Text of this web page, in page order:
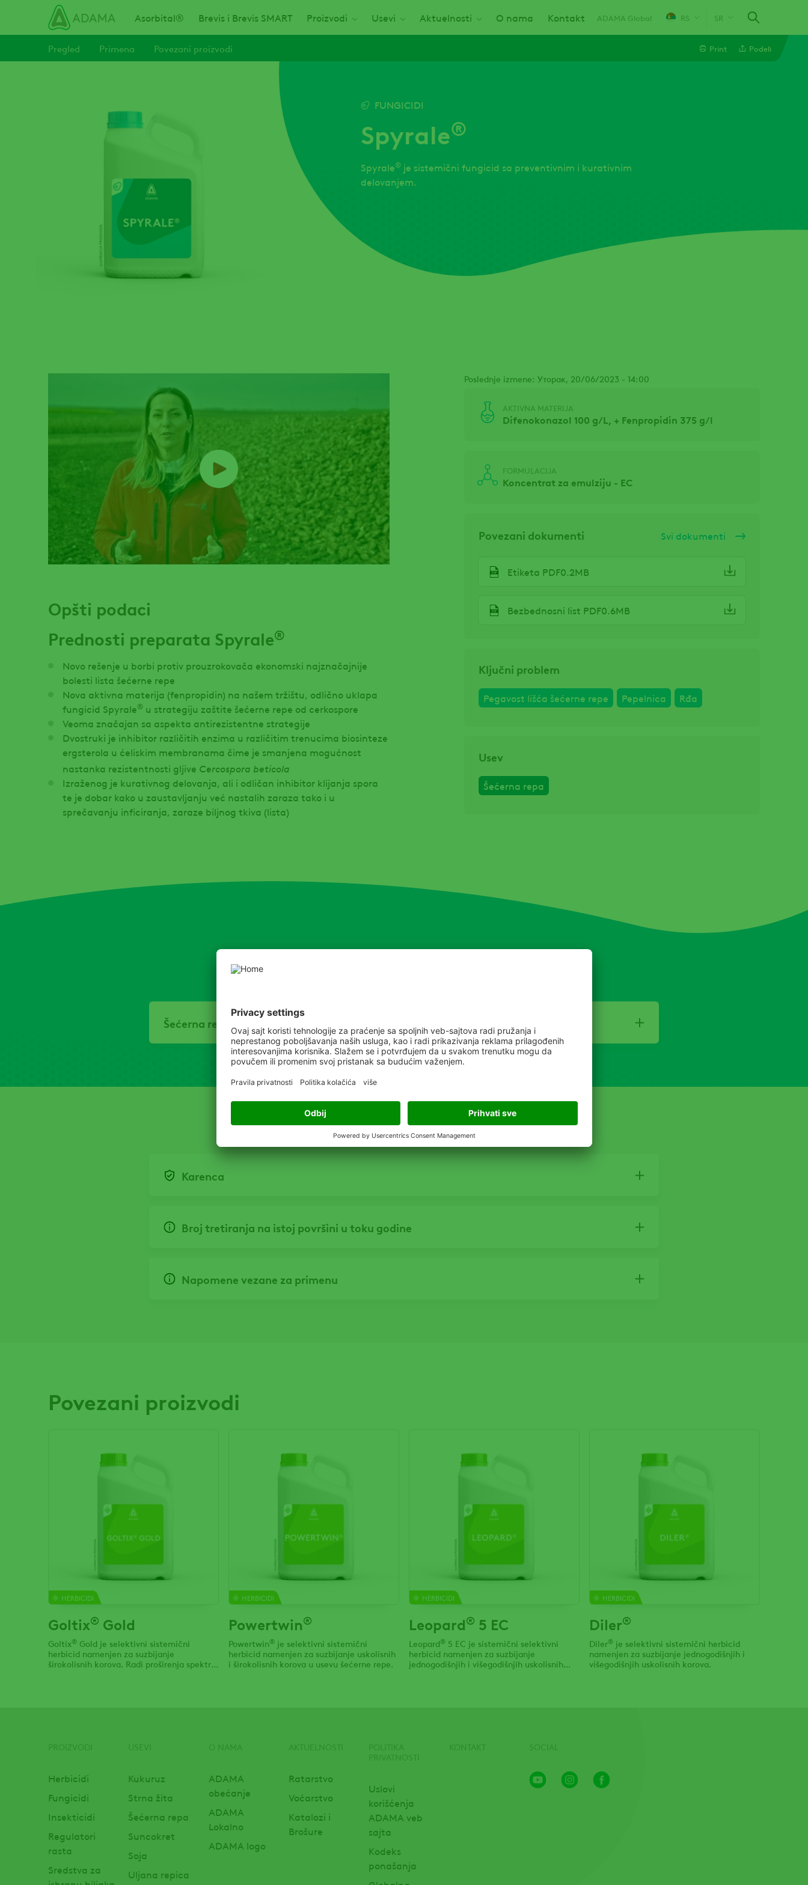
Main navigation
Asorbital® Brevis i Brevis SMART Proizvodi Usevi Aktuelnosti O nama Kontakt ADAMA Global RS SR
Pregled Primena Povezani proizvodi Print Podeli
FUNGICIDI
Spyrale®
Spyrale® je sistemični fungicid sa preventivnim i kurativnim
delovanjem.
Poslednje izmene: Уторак, 20/06/2023 - 14:00
Opšti podaci
Prednosti preparata Spyrale®
Novo rešenje u borbi protiv prouzrokovača ekonomski najznačajnije
bolesti lista šećerne repe
Nova aktivna materija (fenpropidin) na našem tržištu, odlično uklapa
fungicid Spyrale® u strategiju zaštite šećerne repe od cerkospore
Veoma značajan sa aspekta antirezistentne strategije
Dvostruki je inhibitor različitih enzima u različitim trenucima biosinteze
ergsterola u ćeliskim membranama čime je smanjena mogućnost
nastanka rezistentnosti gljive Cercospora beticola
Izraženog je kurativnog delovanja, ali i odličan inhibitor klijanja spora
te je dobar kako u zaustavljanju već nastalih zaraza tako i u
sprečavanju inficiranja, zaraze biljnog tkiva (lista)
AKTIVNA MATERIJA
Difenokonazol 100 g/L, + Fenpropidin 375 g/l
FORMULACIJA
Koncentrat za emulziju - EC
Povezani dokumenti Svi dokumenti
Etiketa PDF0.2MB
Bezbednosni list PDF0.6MB
Ključni problem
Pegavost lišća šećerne repe Pepelnica Rđa
Usev
Šećerna repa
Šećerna repa
Karenca
Broj tretiranja na istoj površini u toku godine
Napomene vezane za primenu
Povezani proizvodi
HERBICIDI
Goltix® Gold
Goltix® Gold je selektivni sistemični
herbicid namenjen za suzbijanje
širokolisnih korova. Radi proširenja spektra
HERBICIDI
Powertwin®
Powertwin® je selektivni sistemični
herbicid namenjen za suzbijanje uskolisnih
i širokolisnih korova u usevu šećerne repe.
HERBICIDI
Leopard® 5 EC
Leopard® 5 EC je sistemični selektivni
herbicid namenjen za suzbijanje
jednogodišnjih i višegodišnjih uskolisnih
HERBICIDI
Diler®
Diler® je selektivni sistemični herbicid
namenjen za suzbijanje jednogodišnjih i
višegodišnjih uskolisnih korova.
Herbicidi
Fungicidi
Insekticidi
Regulatori
rasta
Sredstva za
Kukuruz
Strna žita
Šećerna repa
Suncokret
Soja
Uljana repica
ADAMA
obećanje
ADAMA
Lokalno
ADAMA logo
Ratarstvo
Voćarstvo
Katalozi i
Brošure
Uslovi
korišćenja
ADAMA veb
sajta
Kodeks
ponašanja
Youtube
Channel
InstagramFacebook